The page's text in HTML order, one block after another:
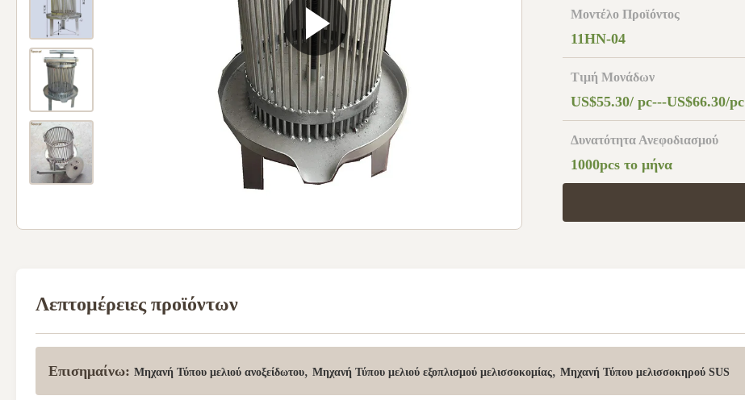
Μοντέλο Προϊόντος
11HN-04
Τιμή Μονάδων
US$55.30/ pc---US$66.30/pc
Δυνατότητα Ανεφοδιασμού
1000pcs το μήνα
Λεπτομέρειες προϊόντων
Επισημαίνω: Μηχανή Τύπου μελιού ανοξείδωτου, Μηχανή Τύπου μελιού εξοπλισμού μελισσοκομίας, Μηχανή Τύπου μελισσοκηρού SUS